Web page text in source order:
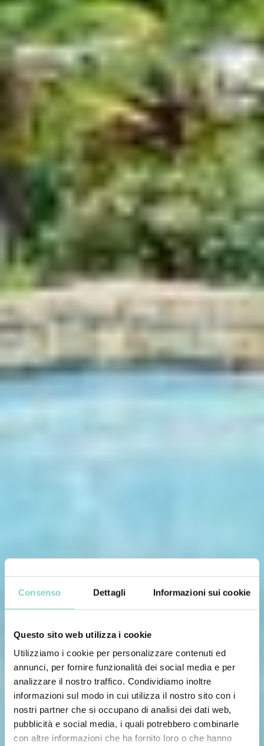
Consenso Dettagli Informazioni sui cookie
Questo sito web utilizza i cookie
Utilizziamo i cookie per personalizzare contenuti ed
annunci, per fornire funzionalità dei social media e per
analizzare il nostro traffico. Condividiamo inoltre
informazioni sul modo in cui utilizza il nostro sito con i
nostri partner che si occupano di analisi dei dati web,
pubblicità e social media, i quali potrebbero combinarle
con altre informazioni che ha fornito loro o che hanno